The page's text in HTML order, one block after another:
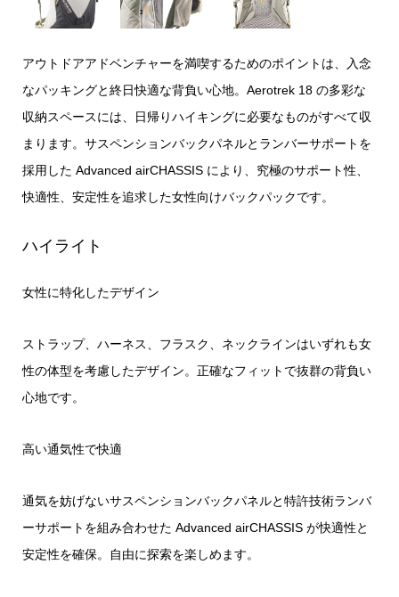
アウトドアアドベンチャーを満喫するためのポイントは、入念
なパッキングと終日快適な背負い心地。Aerotrek 18 の多彩な
収納スペースには、日帰りハイキングに必要なものがすべて収
まります。サスペンションバックパネルとランバーサポートを
採用した Advanced airCHASSIS により、究極のサポート性、
快適性、安定性を追求した女性向けバックパックです。
ハイライト
女性に特化したデザイン
ストラップ、ハーネス、フラスク、ネックラインはいずれも女
性の体型を考慮したデザイン。正確なフィットで抜群の背負い
心地です。
高い通気性で快適
通気を妨げないサスペンションバックパネルと特許技術ランバ
ーサポートを組み合わせた Advanced airCHASSIS が快適性と
安定性を確保。自由に探索を楽しめます。